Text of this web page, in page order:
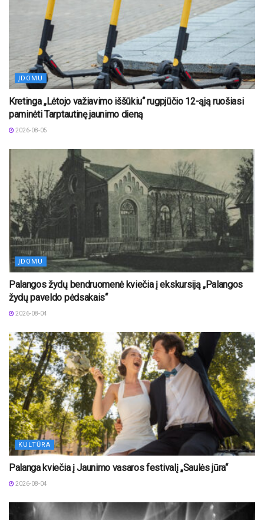
ĮDOMU
Kretinga „Lėtojo važiavimo iššūkiu“ rugpjūčio 12-ąją ruošiasi
paminėti Tarptautinę jaunimo dieną
2026-08-05
ĮDOMU
Palangos žydų bendruomenė kviečia į ekskursiją „Palangos
žydų paveldo pėdsakais“
2026-08-04
KULTŪRA
Palanga kviečia į Jaunimo vasaros festivalį „Saulės jūra“
2026-08-04